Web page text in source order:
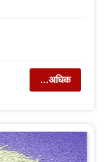
...अधिक